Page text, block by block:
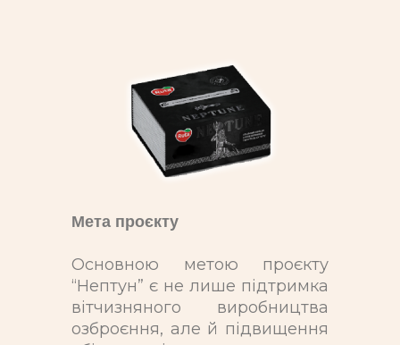
Мета проєкту
Основною метою проєкту
“Нептун” є не лише підтримка
вітчизняного виробництва
озброєння, але й підвищення